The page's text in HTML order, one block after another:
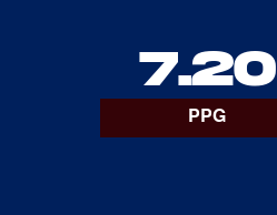
7.20
PPG